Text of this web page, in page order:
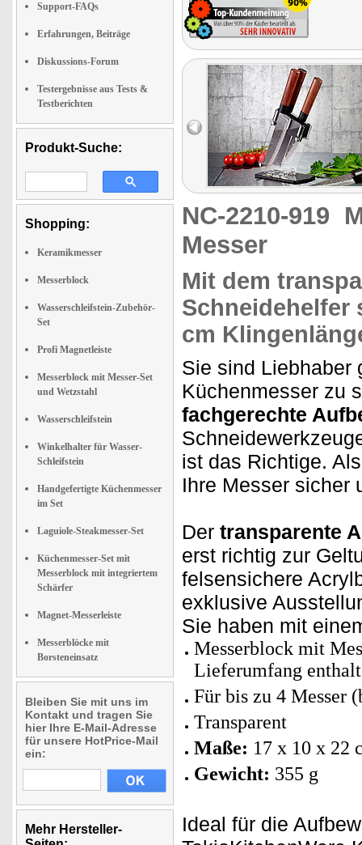
Support-FAQs
Erfahrungen, Beiträge
Diskussions-Forum
Testergebnisse aus Tests &
Testberichten
Produkt-Suche:
Shopping:
Keramikmesser
Messerblock
Wasserschleifstein-Zubehör-
Set
Profi Magnetleiste
Messerblock mit Messer-Set
und Wetzstahl
Wasserschleifstein
Winkelhalter für Wasser-
Schleifstein
Handgefertigte Küchenmesser
im Set
Laguiole-Steakmesser-Set
Küchenmesser-Set mit
Messerblock mit integriertem
Schärfer
Magnet-Messerleiste
Messerblöcke mit
Borsteneinsatz
Bleiben Sie mit uns im
Kontakt und tragen Sie
hier Ihre E-Mail-Adresse
für unsere HotPrice-Mail
ein:
Mehr Hersteller-
NC-2210-919
Messer
Mit dem
Schneidehelfer
cm
Sie sind Liebhaber
Küchenmesser zu
fachgerechte
ist das Richtige.
Ihre Messer sicher
Der transparente
erst richtig zur
felsensichere
exklusive
Sie haben mit
Messerblock mit
Lieferumfang
Für bis zu 4 Messer
Transparent
Maße: 17 x 10 x 22
Gewicht: 355 g
Ideal für die